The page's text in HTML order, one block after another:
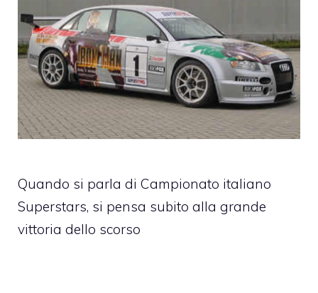
Quando si parla di Campionato italiano
Superstars, si pensa subito alla grande
vittoria dello scorso